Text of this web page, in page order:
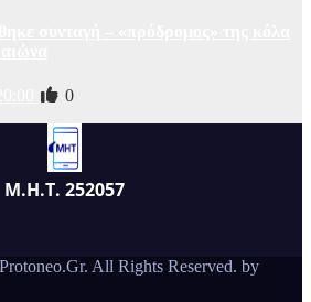
0
Μ.Η.Τ. 252057
All Rights Reserved. by